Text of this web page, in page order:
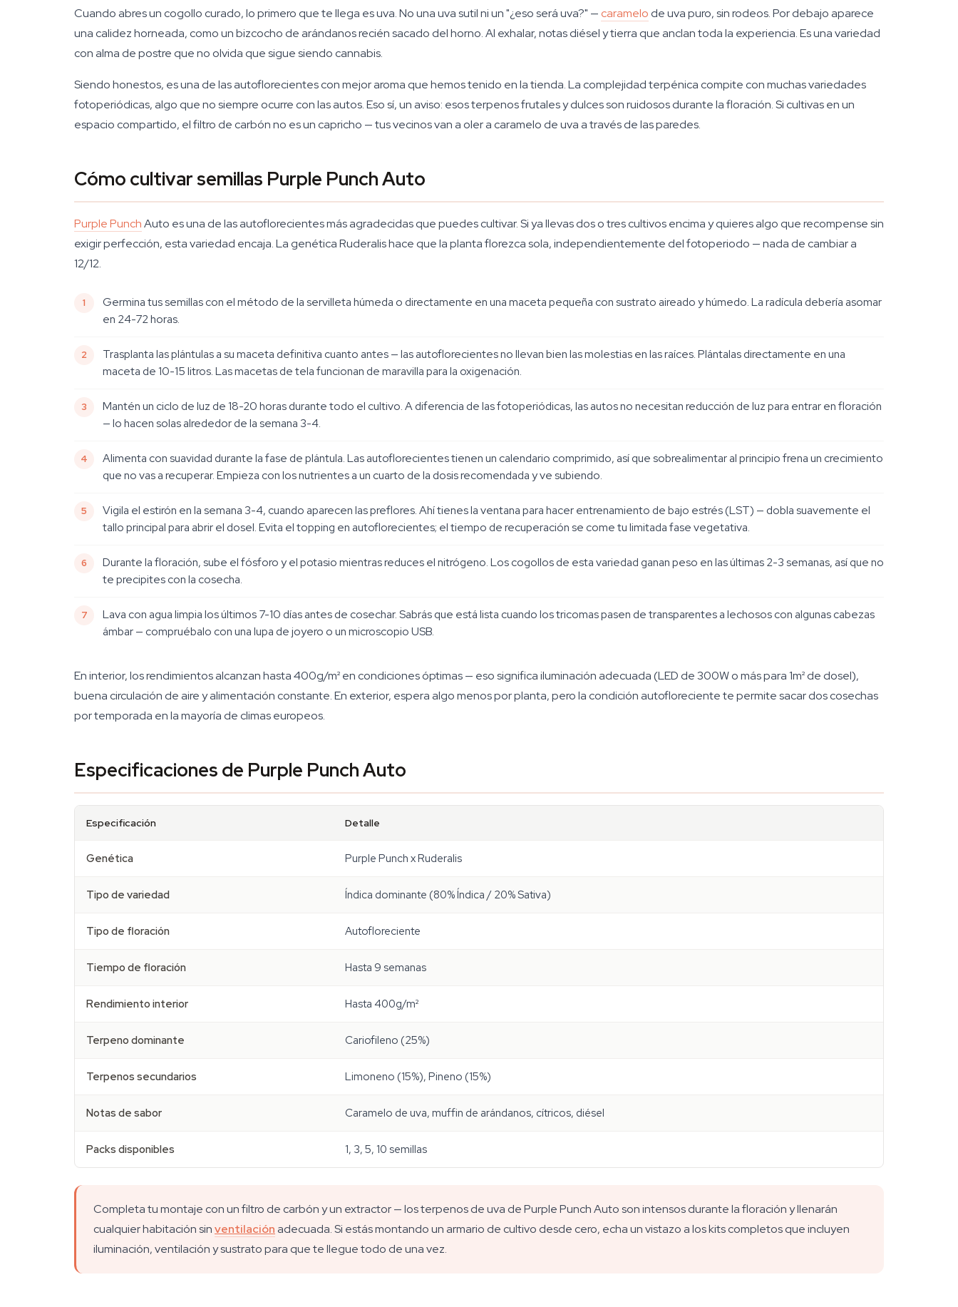
Cuando abres un cogollo curado, lo primero que te llega es uva. No una uva sutil ni un "¿eso será uva?" — caramelo de uva puro, sin rodeos. Por debajo aparece
una calidez horneada, como un bizcocho de arándanos recién sacado del horno. Al exhalar, notas diésel y tierra que anclan toda la experiencia. Es una variedad
con alma de postre que no olvida que sigue siendo cannabis.
Siendo honestos, es una de las autoflorecientes con mejor aroma que hemos tenido en la tienda. La complejidad terpénica compite con muchas variedades
fotoperiódicas, algo que no siempre ocurre con las autos. Eso sí, un aviso: esos terpenos frutales y dulces son ruidosos durante la floración. Si cultivas en un
espacio compartido, el filtro de carbón no es un capricho — tus vecinos van a oler a caramelo de uva a través de las paredes.
Cómo cultivar semillas Purple Punch Auto
Purple PunchAuto es una de las autoflorecientes más agradecidas que puedes cultivar. Si ya llevas dos o tres cultivos encima y quieres algo que recompense sin
exigir perfección, esta variedad encaja. La genética Ruderalis hace que la planta florezca sola, independientemente del fotoperiodo — nada de cambiar a
12/12.
Germina tus semillas con el método de la servilleta húmeda o directamente en una maceta pequeña con sustrato aireado y húmedo. La radícula debería asomar
en 24-72 horas.
Trasplanta las plántulas a su maceta definitiva cuanto antes — las autoflorecientes no llevan bien las molestias en las raíces. Plántalas directamente en una
maceta de 10-15 litros. Las macetas de tela funcionan de maravilla para la oxigenación.
Mantén un ciclo de luz de 18-20 horas durante todo el cultivo. A diferencia de las fotoperiódicas, las autos no necesitan reducción de luz para entrar en floración
— lo hacen solas alrededor de la semana 3-4.
Alimenta con suavidad durante la fase de plántula. Las autoflorecientes tienen un calendario comprimido, así que sobrealimentar al principio frena un crecimiento
que no vas a recuperar. Empieza con los nutrientes a un cuarto de la dosis recomendada y ve subiendo.
Vigila el estirón en la semana 3-4, cuando aparecen las preflores. Ahí tienes la ventana para hacer entrenamiento de bajo estrés (LST) — dobla suavemente el
tallo principal para abrir el dosel. Evita el topping en autoflorecientes; el tiempo de recuperación se come tu limitada fase vegetativa.
Durante la floración, sube el fósforo y el potasio mientras reduces el nitrógeno. Los cogollos de esta variedad ganan peso en las últimas 2-3 semanas, así que no
te precipites con la cosecha.
Lava con agua limpia los últimos 7-10 días antes de cosechar. Sabrás que está lista cuando los tricomas pasen de transparentes a lechosos con algunas cabezas
ámbar — compruébalo con una lupa de joyero o un microscopio USB.
En interior, los rendimientos alcanzan hasta 400g/m² en condiciones óptimas — eso significa iluminación adecuada (LED de 300W o más para 1m² de dosel),
buena circulación de aire y alimentación constante. En exterior, espera algo menos por planta, pero la condición autofloreciente te permite sacar dos cosechas
por temporada en la mayoría de climas europeos.
Especificaciones de Purple Punch Auto
Especificación Detalle
Genética Purple Punch x Ruderalis
Tipo de variedad Índica dominante (80% Índica / 20% Sativa)
Tipo de floración Autofloreciente
Tiempo de floración Hasta 9 semanas
Rendimiento interior Hasta 400g/m²
Terpeno dominante Cariofileno (25%)
Terpenos secundarios Limoneno (15%), Pineno (15%)
Notas de sabor Caramelo de uva, muffin de arándanos, cítricos, diésel
Packs disponibles 1, 3, 5, 10 semillas
Completa tu montaje con un filtro de carbón y un extractor — los terpenos de uva de Purple Punch Auto son intensos durante la floración y llenarán
cualquier habitación sinventilaciónadecuada. Si estás montando un armario de cultivo desde cero, echa un vistazo a los kits completos que incluyen
iluminación, ventilación y sustrato para que te llegue todo de una vez.